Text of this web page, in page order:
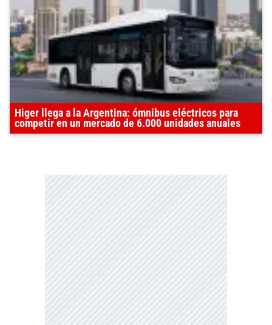
Higer llega a la Argentina: ómnibus eléctricos para
competir en un mercado de 6.000 unidades anuales